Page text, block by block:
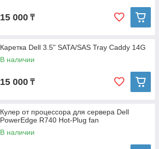
15 000 ₸
Каретка Dell 3.5" SATA/SAS Tray Caddy 14G
В наличии
15 000 ₸
Кулер от процессора для сервера Dell
PowerEdge R740 Hot-Plug fan
В наличии